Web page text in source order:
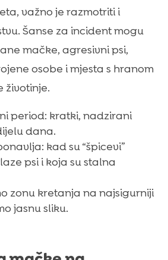
važno je razmotriti i
Šanse za incident mogu
mačke, agresivni psi,
osobe i mjesta s hranom
životinje.
period: kratki, nadzirani
dana.
kad su “špicevi”
psi i koja su stalna
zonu kretanja na najsigurniji
jasnu sliku.